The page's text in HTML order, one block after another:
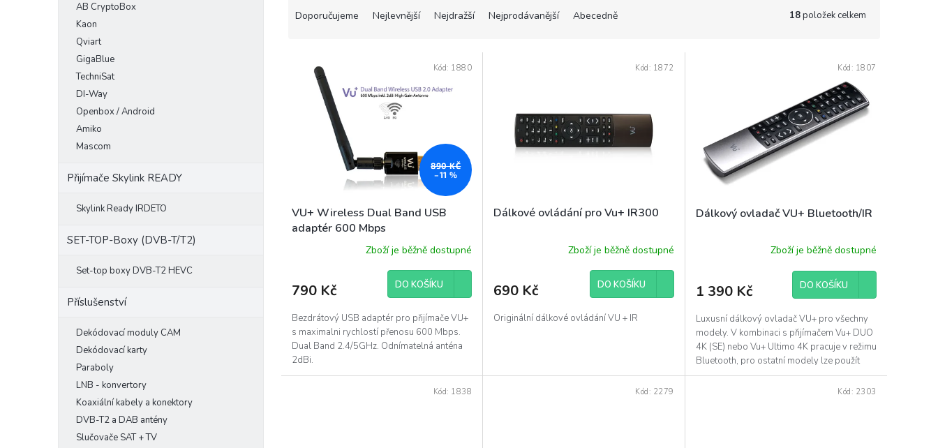
AB CryptoBox
Kaon
Qviart
GigaBlue
TechniSat
DI-Way
Openbox / Android
Amiko
Mascom
Přijímače Skylink READY
Skylink Ready IRDETO
SET-TOP-Boxy (DVB-T/T2)
Set-top boxy DVB-T2 HEVC
Příslušenství
Dekódovací moduly CAM
Dekódovací karty
Paraboly
LNB - konvertory
Koaxiální kabely a konektory
DVB-T2 a DAB antény
Slučovače SAT + TV
Doporučujeme Nejlevnější Nejdražší Nejprodávanější Abecedně 18položek celkem
k
t
890 KČ
–11 %
VU+ Wireless Dual Band USB
adaptér 600 Mbps
Zboží je běžně dostupné
790 Kč DO KOŠÍKU
Bezdrátový USB adaptér pro přijímače VU+
s maximalni rychlostí přenosu 600 Mbps.
Dual Band 2.4/5GHz. Odnímatelná anténa
2dBi.
Kód: 1880
Dálkové ovládání pro Vu+ IR300
Zboží je běžně dostupné
690 Kč DO KOŠÍKU
Originální dálkové ovládání VU + IR
Kód: 1872
Dálkový ovladač VU+ Bluetooth/IR
Zboží je běžně dostupné
1 390 Kč DO KOŠÍKU
Luxusní dálkový ovladač VU+ pro všechny
modely. V kombinaci s přijímačem Vu+ DUO
4K (SE) nebo Vu+ Ultimo 4K pracuje v režimu
Bluetooth, pro ostatní modely lze použít
jako...
Kód: 1807
Kód: 1838 Kód: 2279 Kód: 2303